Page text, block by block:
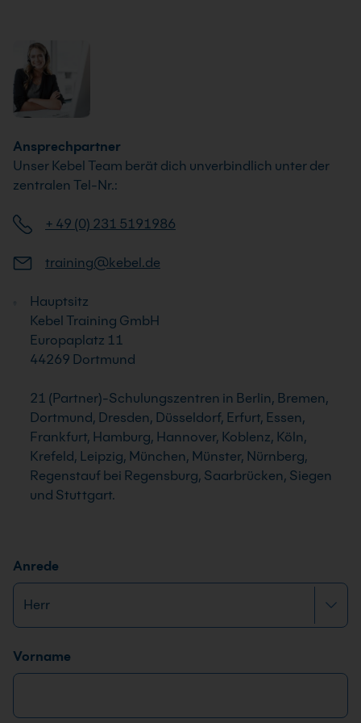
Ansprechpartner
Unser Kebel Team berät dich unverbindlich unter der
zentralen Tel-Nr.:
+ 49 (0) 231 5191986
training@kebel.de
Hauptsitz
Kebel Training GmbH
Europaplatz 11
44269 Dortmund
21 (Partner)-Schulungszentren in Berlin, Bremen,
Dortmund, Dresden, Düsseldorf, Erfurt, Essen,
Frankfurt, Hamburg, Hannover, Koblenz, Köln,
Krefeld, Leipzig, München, Münster, Nürnberg,
Regenstauf bei Regensburg, Saarbrücken, Siegen
und Stuttgart.
E
-
M
a
l
-
Anrede
Name*
Vorname